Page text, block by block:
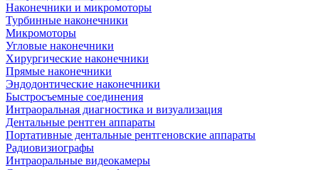
Наконечники и микромоторы
Турбинные наконечники
Микромоторы
Угловые наконечники
Хирургические наконечники
Прямые наконечники
Эндодонтические наконечники
Быстросъемные соединения
Интраоральная диагностика и визуализация
Дентальные рентген аппараты
Портативные дентальные рентгеновские аппараты
Радиовизиографы
Интраоральные видеокамеры